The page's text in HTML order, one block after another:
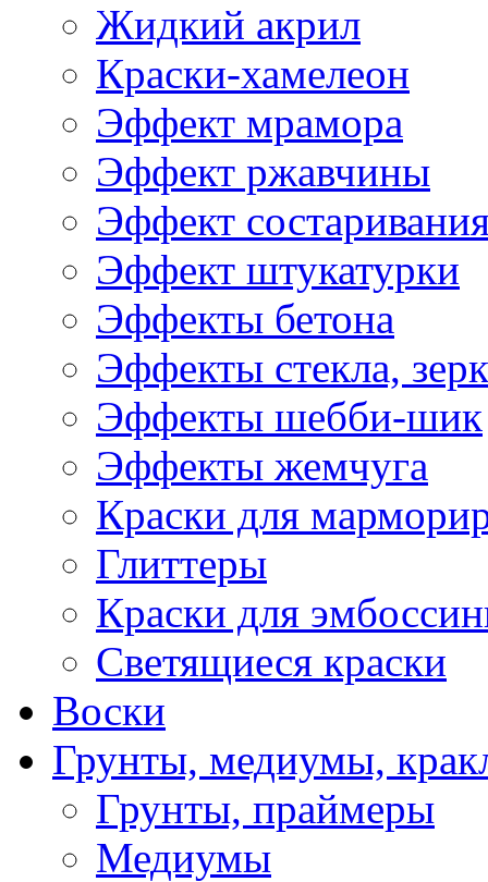
Жидкий акрил
Краски-хамелеон
Эффект мрамора
Эффект ржавчины
Эффект
Эффект штукатурки
Эффекты бетона
Эффекты стекла,
Эффекты шебби-шик
Эффекты жемчуга
Краски для
Глиттеры
Краски для
Светящиеся краски
Воски
Грунты, медиумы,
Грунты, праймеры
Медиумы